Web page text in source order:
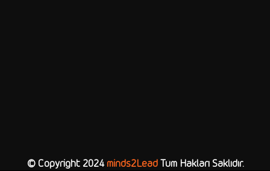
© Copyright 2024 minds2LeadTüm Hakları Saklıdır.